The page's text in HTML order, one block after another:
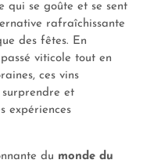
qui se goûte et se sent
rafraîchissante
des fêtes. En
viticole tout en
ces vins
et
expériences
du monde du